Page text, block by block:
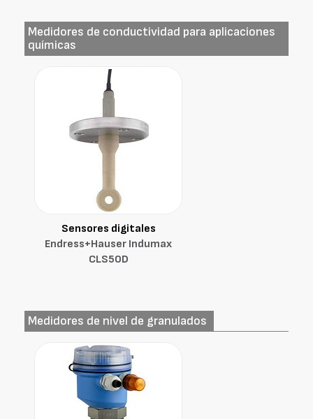
Medidores de conductividad para aplicaciones
químicas
Sensores digitales
Endress+Hauser Indumax
CLS50D
Medidores de nivel de granulados